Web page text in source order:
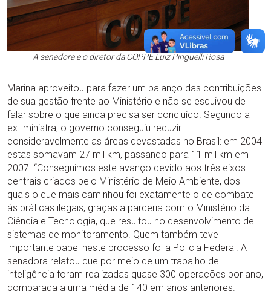
A senadora e o diretor da COPPE Luiz Pinguelli Rosa
Marina aproveitou para fazer um balanço das contribuições
de sua gestão frente ao Ministério e não se esquivou de
falar sobre o que ainda precisa ser concluído. Segundo a
ex- ministra, o governo conseguiu reduzir
consideravelmente as áreas devastadas no Brasil: em 2004
estas somavam 27 mil km, passando para 11 mil km em
2007. “Conseguimos este avanço devido aos três eixos
centrais criados pelo Ministério de Meio Ambiente, dos
quais o que mais caminhou foi exatamente o de combate
às práticas ilegais, graças a parceria com o Ministério da
Ciência e Tecnologia, que resultou no desenvolvimento de
sistemas de monitoramento. Quem também teve
importante papel neste processo foi a Policia Federal. A
senadora relatou que por meio de um trabalho de
inteligência foram realizadas quase 300 operações por ano,
comparada a uma média de 140 em anos anteriores.